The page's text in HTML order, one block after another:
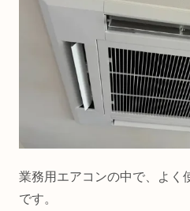
業務用エアコンの中で、よく
です。